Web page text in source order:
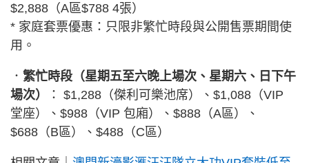
$2,888（A區$788 4張）
* 家庭套票優惠：只限非繁忙時段與公開售票期間使
用。
． 繁忙時段（星期五至六晚上場次、星期六、日下午
場次）
： $1,288（傑利可樂池席）、$1,088（VIP
堂座）、$988（VIP 包廂）、$888（A區）、
$688（B區）、$488（C區）